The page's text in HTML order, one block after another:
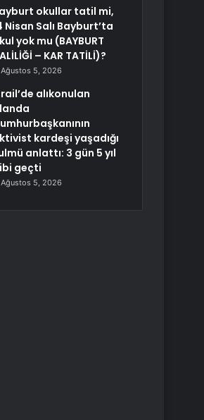
okullar tatil mi,
Nisan Salı Bayburt’ta
yok mu (BAYBURT
– KAR TATİLİ)?
Ağustos 5, 2026
alıkonulan
kardeşi yaşadığı
anlattı: 3 gün 5 yıl
geçti
Ağustos 5, 2026